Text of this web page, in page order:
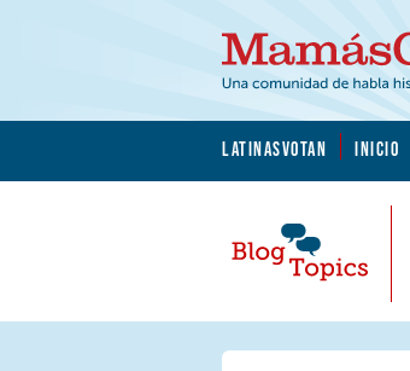
MamásConPoder.org
LATINASVOTAN INICIO
Blog Topics
Nav